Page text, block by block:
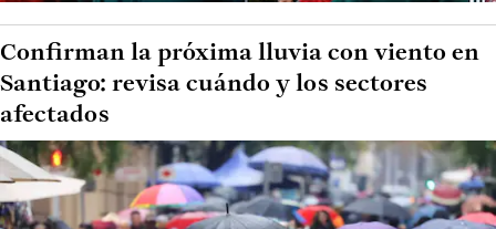
Confirman la próxima lluvia con viento en
Santiago: revisa cuándo y los sectores
afectados